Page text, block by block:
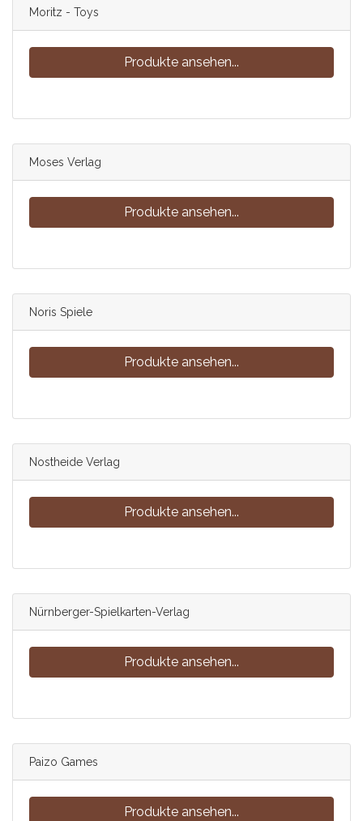
Moritz - Toys
Produkte ansehen...
Moses Verlag
Produkte ansehen...
Noris Spiele
Produkte ansehen...
Nostheide Verlag
Produkte ansehen...
Nürnberger-Spielkarten-Verlag
Produkte ansehen...
Paizo Games
Produkte ansehen...